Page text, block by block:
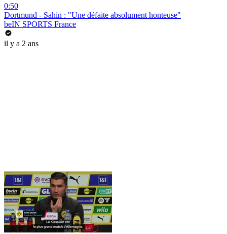
0:50
Dortmund - Sahin : "Une défaite absolument honteuse"
beIN SPORTS France
il y a 2 ans